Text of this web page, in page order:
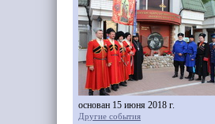
основан 15 июня 2018 г.
Другие события